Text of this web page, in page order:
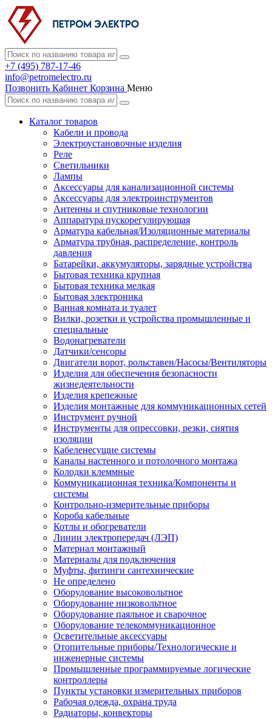
+7 (495) 787-17-46
info@petromelectro.ru
Позвонить Кабинет Корзина Меню
Каталог товаров
Кабели и провода
Электроустановочные изделия
Реле
Светильники
Лампы
Аксессуары для канализационной системы
Аксессуары для электроинструментов
Антенны и спутниковые технологии
Аппаратура пускорегулирующая
Арматура кабельная/Изоляционные материалы
Арматура трубная, распределение, контроль
давления
Батарейки, аккумуляторы, зарядные устройства
Бытовая техника крупная
Бытовая техника мелкая
Бытовая электроника
Ванная комната и туалет
Вилки, розетки и устройства промышленные и
специальные
Водонагреватели
Датчики/сенсоры
Двигатели ворот, рольставен/Насосы/Вентиляторы
Изделия для обеспечения безопасности
жизнедеятельности
Изделия крепежные
Изделия монтажные для коммуникационных сетей
Инструмент ручной
Инструменты для опрессовки, резки, снятия
изоляции
Кабеленесущие системы
Каналы настенного и потолочного монтажа
Колодки клеммные
Коммуникационная техника/Компоненты и
системы
Контрольно-измерительные приборы
Короба кабельные
Котлы и обогреватели
Линии электропередач (ЛЭП)
Материал монтажный
Материалы для подключения
Муфты, фитинги сантехнические
Не определено
Оборудование высоковольтное
Оборудование низковольтное
Оборудование паяльное и сварочное
Оборудование телекоммуникационное
Осветительные аксессуары
Отопительные приборы/Технологические и
инженерные системы
Промышленные программируемые логические
контроллеры
Пункты установки измерительных приборов
Рабочая одежда, охрана труда
Радиаторы, конвекторы